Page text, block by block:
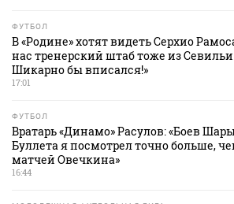
ФУТБОЛ
В «Родине» хотят видеть Серхио
нас тренерский штаб тоже из
Шикарно бы вписался!»
17:01
ФУТБОЛ
Вратарь «Динамо» Расулов: «Боев
Буллета я посмотрел точно больше,
матчей Овечкина»
16:44